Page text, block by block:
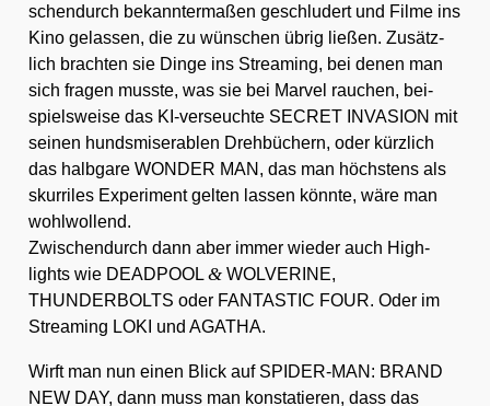
schen­durch bekann­ter­ma­ßen geschlu­dert und Fil­me ins
Kino gelas­sen, die zu wün­schen übrig lie­ßen. Zusätz­
lich brach­ten sie Din­ge ins Strea­ming, bei denen man
sich fra­gen muss­te, was sie bei Mar­vel rau­chen, bei­
spiels­wei­se das KI-ver­seuch­te SECRET INVASION mit
sei­nen hunds­mi­se­ra­blen Dreh­bü­chern, oder kürz­lich
das halb­ga­re WONDER MAN, das man höchs­tens als
skur­ri­les Expe­ri­ment gel­ten las­sen könn­te, wäre man
wohl­wol­lend.
Zwi­schen­durch dann aber immer wie­der auch High­
lights wie DEADPOOL& WOLVERINE,
THUNDERBOLTS oder FANTASTIC FOUR. Oder im
Strea­ming LOKI und AGATHA.
Wirft man nun einen Blick auf SPIDER-MAN: BRAND
NEW DAY, dann muss man kon­sta­tie­ren, dass das